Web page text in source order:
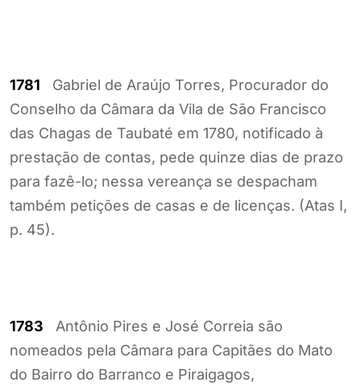
1781 Gabriel de Araújo Torres, Procurador do
Conselho da Câmara da Vila de São Francisco
das Chagas de Taubaté em 1780, notificado à
prestação de contas, pede quinze dias de prazo
para fazê-lo; nessa vereança se despacham
também petições de casas e de licenças. (Atas I,
p. 45).
1783 Antônio Pires e José Correia são
nomeados pela Câmara para Capitães do Mato
do Bairro do Barranco e Piraigagos,